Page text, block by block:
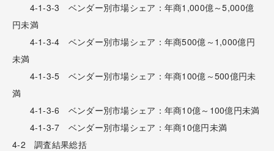
4-1-3-3 ベンダー別市場シェア：年商1,000億～5,000億
円未満
4-1-3-4 ベンダー別市場シェア：年商500億～1,000億円
未満
4-1-3-5 ベンダー別市場シェア：年商100億～500億円未
満
4-1-3-6 ベンダー別市場シェア：年商10億～100億円未満
4-1-3-7 ベンダー別市場シェア：年商10億円未満
4-2 調査結果総括